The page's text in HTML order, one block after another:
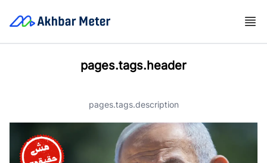
pages.tags.header
pages.tags.description